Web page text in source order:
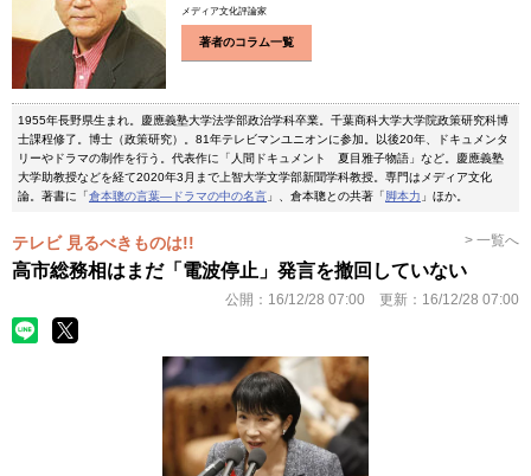
メディア文化評論家
著者のコラム一覧
1955年長野県生まれ。慶應義塾大学法学部政治学科卒業。千葉商科大学大学院政策研究科博
士課程修了。博士（政策研究）。81年テレビマンユニオンに参加。以後20年、ドキュメンタ
リーやドラマの制作を行う。代表作に「人間ドキュメント 夏目雅子物語」など。慶應義塾
大学助教授などを経て2020年3月まで上智大学文学部新聞学科教授。専門はメディア文化
論。著書に「倉本聰の言葉―ドラマの中の名言 」、倉本聰との共著「脚本力 」ほか。
テレビ 見るべきものは!! > 一覧へ
高市総務相はまだ「電波停止」発言を撤回していない
公開： 16/12/28 07:00 更新： 16/12/28 07:00